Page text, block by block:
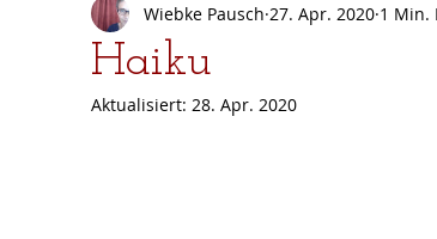
Haiku
Wiebke Pausch 27. Apr. 2020 1 Min.
Aktualisiert: 28. Apr. 2020